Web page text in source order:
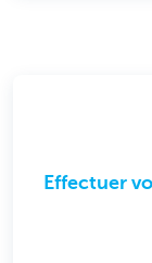
Effectuer